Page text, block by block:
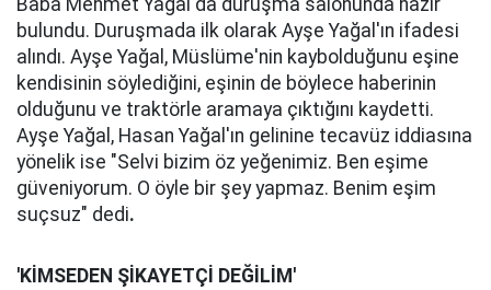
Baba Mehmet Yağal da duruşma salonunda hazır
bulundu. Duruşmada ilk olarak Ayşe Yağal'ın ifadesi
alındı. Ayşe Yağal, Müslüme'nin kaybolduğunu eşine
kendisinin söylediğini, eşinin de böylece haberinin
olduğunu ve traktörle aramaya çıktığını kaydetti.
Ayşe Yağal, Hasan Yağal'ın gelinine tecavüz iddiasına
yönelik ise "Selvi bizim öz yeğenimiz. Ben eşime
güveniyorum. O öyle bir şey yapmaz. Benim eşim
suçsuz" dedi.
'KİMSEDEN ŞİKAYETÇİ DEĞİLİM'